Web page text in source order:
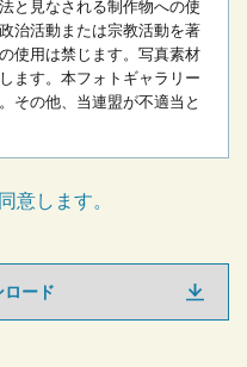
と見なされる制作物への使
治活動または宗教活動を著
使用は禁じます。 写真素材
ます。 本フォトギャラリー
その他、当連盟が不適当と
意します。
ロード